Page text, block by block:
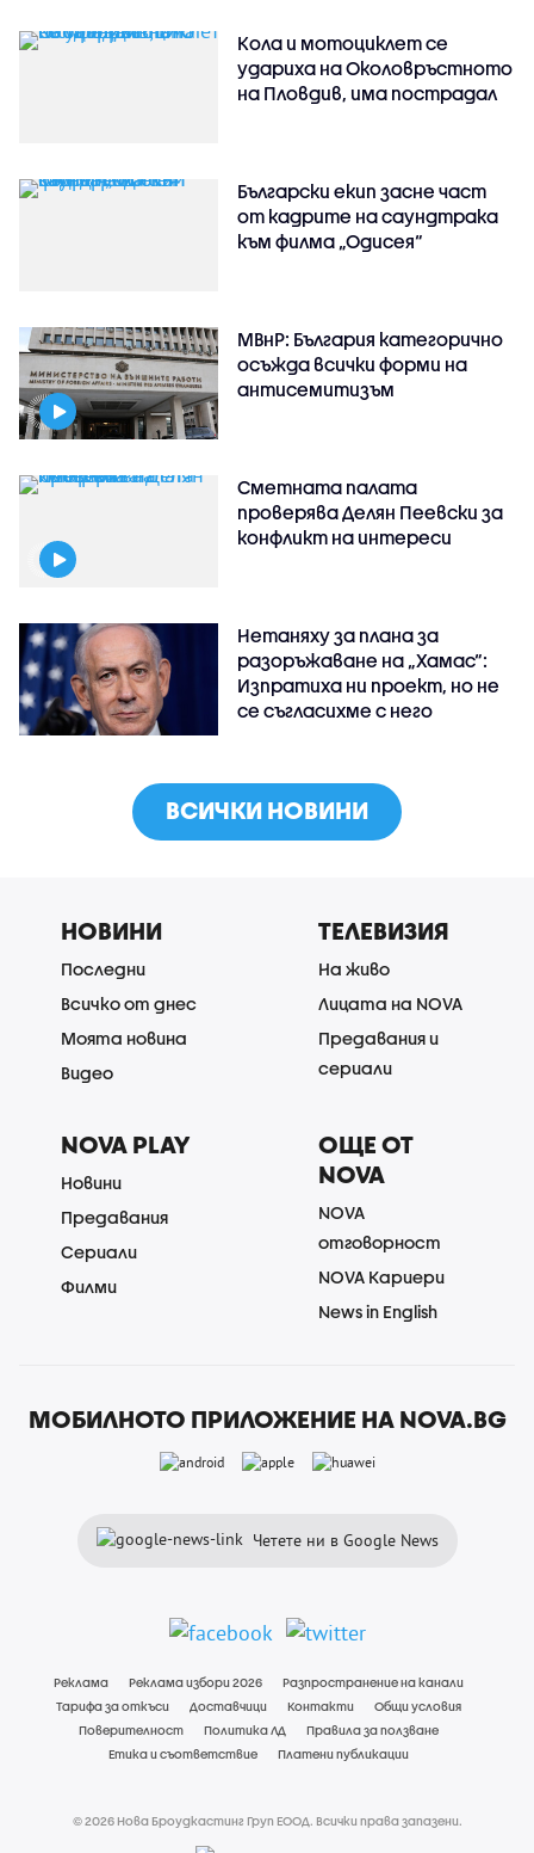
Кола и мотоциклет се
удариха на Околовръстното
на Пловдив, има пострадал
Български екип засне част
от кадрите на саундтрака
към филма „Одисея“
МВнР: България категорично
осъжда всички форми на
антисемитизъм
Сметната палата
проверява Делян Пеевски за
конфликт на интереси
Нетаняху за плана за
разоръжаване на „Хамас“:
Изпратиха ни проект, но не
се съгласихме с него
ВСИЧКИ НОВИНИ
НОВИНИ
Последни
Всичко от днес
Моята новина
Видео
ТЕЛЕВИЗИЯ
На живо
Лицата на NOVA
Предавания и
сериали
NOVA PLAY
Новини
Предавания
Сериали
Филми
ОЩЕ ОТ
NOVA
NOVA
отговорност
NOVA Кариери
News in English
МОБИЛНОТО ПРИЛОЖЕНИЕ НА NOVA.BG
Четете ни в Google News
Реклама Реклама избори 2026
Разпространение на канали
Тарифа за откъси
Доставчици Контакти
Общи условия
Поверителност
Политика ЛД
Правила за ползване
Етика и съответствие
Платени публикации
© 2026 Нова Броудкастинг Груп ЕООД. Всички права запазени.